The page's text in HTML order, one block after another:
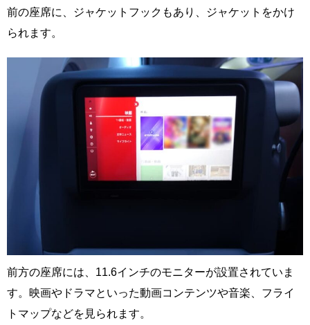
前の座席に、ジャケットフックもあり、ジャケットをかけ
られます。
前方の座席には、11.6インチのモニターが設置されていま
す。映画やドラマといった動画コンテンツや音楽、フライ
トマップなどを見られます。